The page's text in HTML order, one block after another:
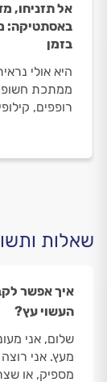
אל תזניחו,
באסתטיקה:
בזמן
היא אולי
ממתכת
רופפים,
ממש. בכל
או להחליף?
מצריך בעל
שאלות
איך אפשר
העשוי עץ?
שלום, אני
מעץ. אני
מספיק, או